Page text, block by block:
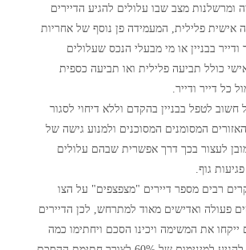
ומרשלנות מצב שבו עלולים להגיע הדיירים
אישית פלילית, המעמידה פן נוסף של אחריות
בבניין או מי מבעלי הנכס שעלולים
כולל תביעה פלילית ואו תביעה כספית
כל דייר ודייר.
לטפל בבניין בהקדם וללא דיחוי לסגור
המסומנים המסוכנים ולמנוע גישה של
לעצור בכך דרך אפשרית שבהם עלולים
גוף.
רבים מספר דיירים "מצפצפים" על הצו
פעולה ואדישים מאוד למתרחש, לכן הדיירים
ייקחו את המשימה ויכינו הסכם ויחתימו כמה